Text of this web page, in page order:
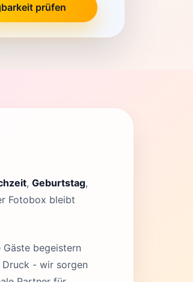
prüfen
, Geburtstag,
Fotobox bleibt
begeistern
- wir sorgen